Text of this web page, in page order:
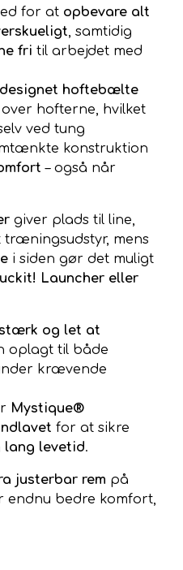
for at opbevare alt
, samtidig
fri til arbejdet med
hoftebælte
hofterne, hvilket
ved tung
konstruktion
– også når
giver plads til line,
mens
i siden gør det muligt
Launcher eller
og let at
oplagt til både
krævende
Mystique®
for at sikre
lang levetid.
justerbar rem på
endnu bedre komfort,